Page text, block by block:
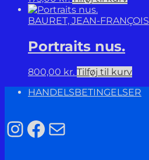
BAURET, JEAN-FRANÇOIS
Portraits nus.
800,00 kr. Tilføj til kurv
HANDELSBETINGELSER
Instagram
Facebook
Mail